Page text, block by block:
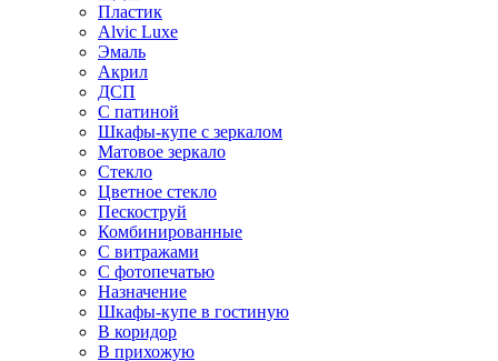
Пластик
Alvic Luxe
Эмаль
Акрил
ДСП
С патиной
Шкафы-купе с зеркалом
Матовое зеркало
Стекло
Цветное стекло
Пескоструй
Комбинированные
С витражами
С фотопечатью
Назначение
Шкафы-купе в гостиную
В коридор
В прихожую